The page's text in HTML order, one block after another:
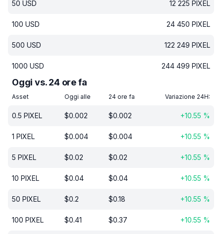
50 USD 12 225 PIXEL
100 USD 24 450 PIXEL
500 USD 122 249 PIXEL
1000 USD 244 499 PIXEL
Oggi vs. 24 ore fa
Asset Oggi alle 24 ore fa Variazione 24H:
0.5 PIXEL $0.002 $0.002 +10.55 %
1 PIXEL $0.004 $0.004 +10.55 %
5 PIXEL $0.02 $0.02 +10.55 %
10 PIXEL $0.04 $0.04 +10.55 %
50 PIXEL $0.2 $0.18 +10.55 %
100 PIXEL $0.41 $0.37 +10.55 %